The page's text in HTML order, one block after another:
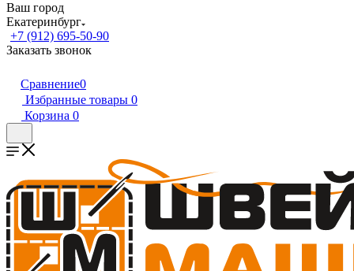
Ваш город
Екатеринбург
+7 (912) 695-50-90
Заказать звонок
Сравнение0
Избранные товары 0
Корзина 0